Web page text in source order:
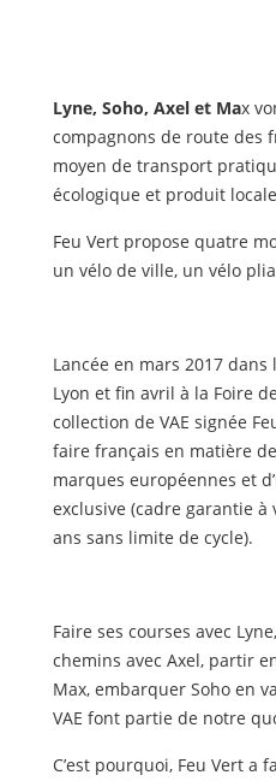
Lyne, Soho, Axel et Max
compagnons de route des
moyen de transport
écologique et produit
Feu Vert propose quatre
un vélo de ville, un vélo
Lancée en mars 2017
Lyon et fin avril à la Foire
collection de VAE signée
faire français en matière
marques européennes et
exclusive (cadre garantie
ans sans limite de cycle).
Faire ses courses avec
chemins avec Axel, partir
Max, embarquer Soho en
VAE font partie de notre
C’est pourquoi, Feu Vert a